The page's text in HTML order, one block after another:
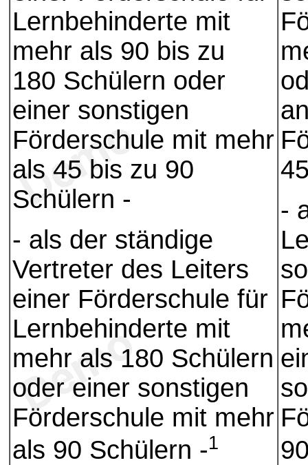
Lernbehinderte mit
mehr als 90 bis zu
180 Schülern oder
einer sonstigen
Förderschule mit mehr
als 45 bis zu 90
Schülern -
- als der ständige
Vertreter des Leiters
einer Förderschule für
Lernbehinderte mit
mehr als 180 Schülern
oder einer sonstigen
Förderschule mit mehr
als 90 Schülern -1
-